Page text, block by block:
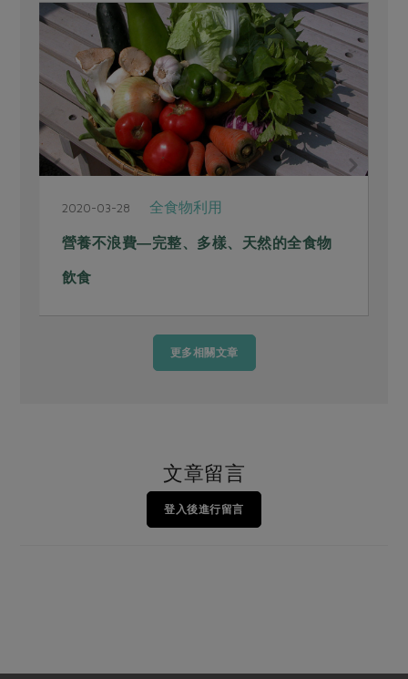
2020-03-28 全食物利用
營養不浪費―完整、多樣、天然的全食物
飲食
更多相關文章
文章留言
登入後進行留言